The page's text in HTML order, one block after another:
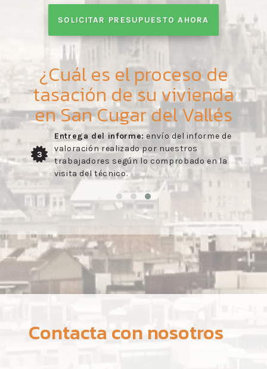
SOLICITAR PRESUPUESTO AHORA
¿Cuál es el proceso de
tasación de su vivienda
en San Cugar del Vallés
3
Entrega del informe: envío del informe de
valoración realizado por nuestros
trabajadores según lo comprobado en la
visita del técnico.
Contacta con nosotros